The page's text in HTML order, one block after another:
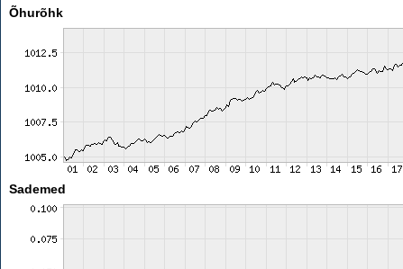
Õhurõhk
Sademed